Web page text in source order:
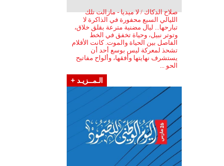
صلاح الدكاك / لا ميديا - مازالت تلك
الليالي السبع محفورة في الذاكرة لا
تبارحها... ليال مضنية مترعة بقلق خلاق،
وتوتر نبيل، وحياة تخفق في الخط
الفاصل بين الحياة والموت. كانت الأقلام
تشحذ لمعركة ليس بوسع أحد أن
يستشرف نهايتها وأفقها، وألواح مفاتيح
الحو ...
الـمــزيـد +